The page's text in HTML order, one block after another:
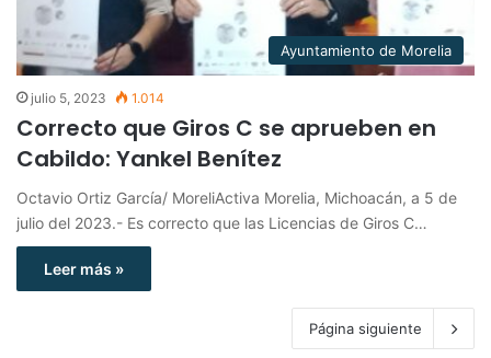
Ayuntamiento de Morelia
julio 5, 2023 1.014
Correcto que Giros C se aprueben en
Cabildo: Yankel Benítez
Octavio Ortiz García/ MoreliActiva Morelia, Michoacán, a 5 de
julio del 2023.- Es correcto que las Licencias de Giros C…
Leer más »
Página siguiente